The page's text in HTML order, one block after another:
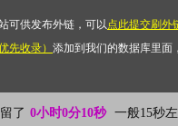
可供发布外链，可以点此提交刷外
先收录） 添加到我们的数据库里面
了 0小时0分10秒 一般15秒